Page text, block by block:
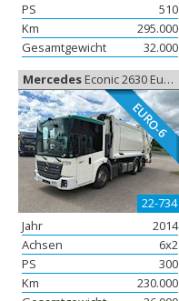
PS
510
Km
295.000
Gesamtgewicht
32.000
Mercedes Econic 2630 Euro-6 Diesel Joab, Müllfahrzeuge
EURO-6
22-734
Jahr
2014
Achsen
6x2
PS
300
Km
230.000